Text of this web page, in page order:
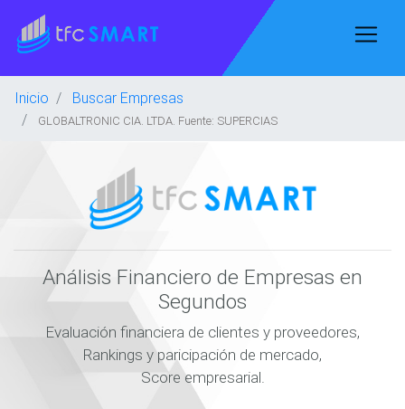
Inicio Buscar Empresas
GLOBALTRONIC CIA. LTDA. Fuente: SUPERCIAS
Análisis Financiero de Empresas en
Segundos
Evaluación financiera de clientes y proveedores,
Rankings y paricipación de mercado,
Score empresarial.